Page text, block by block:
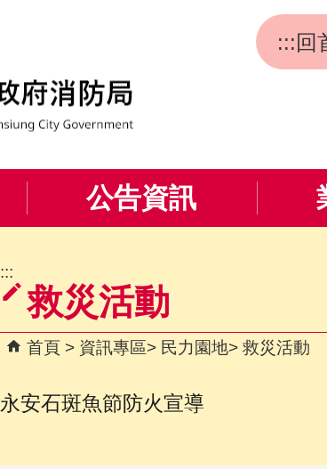
:::回
公告資訊
:::
救災活動
首頁 資訊專區 民力園地 救災活動
永安石斑魚節防火宣導